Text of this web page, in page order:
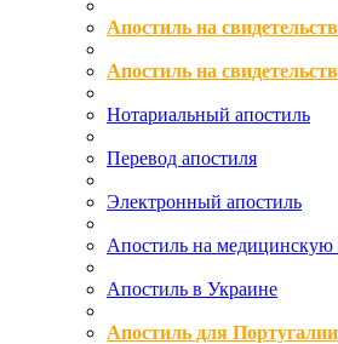
Апостиль на
Апостиль на
Нотариальный апостиль
Перевод апостиля
Электронный апостиль
Апостиль на медицинскую
Апостиль в Украине
Апостиль для Португалии